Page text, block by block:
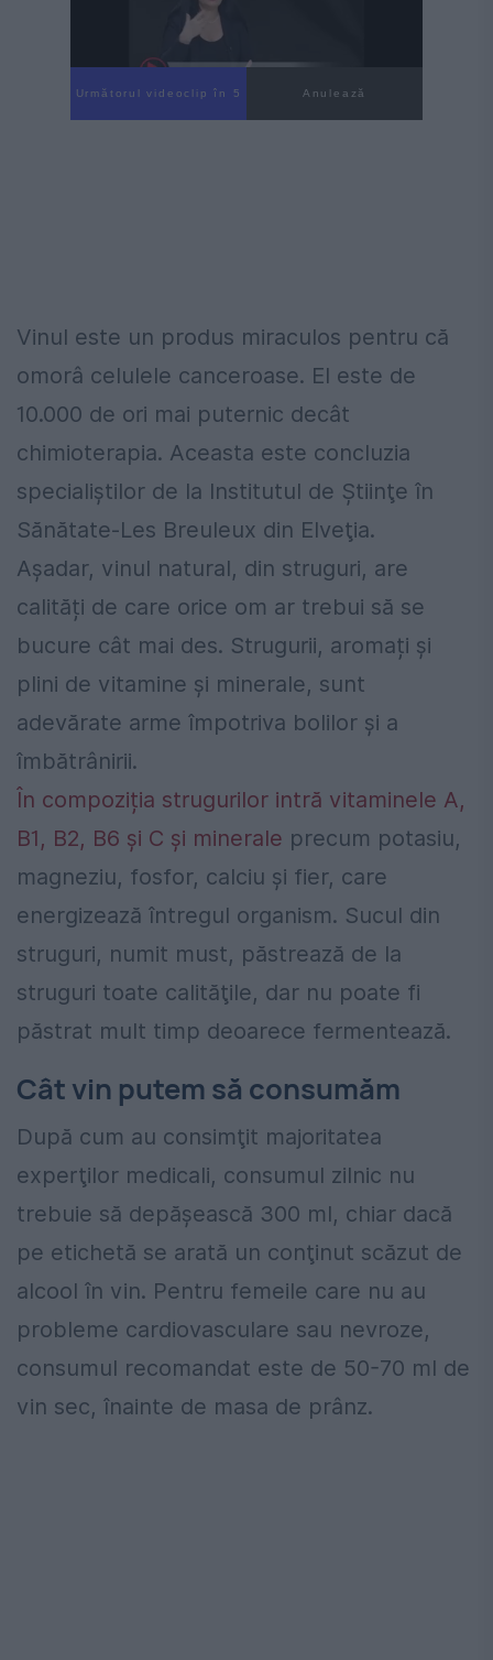
Următorul videoclip în 4 Anulează
Vinul este un produs miraculos pentru că
omorâ celulele canceroase. El este de
10.000 de ori mai puternic decât
chimioterapia. Aceasta este concluzia
specialiştilor de la Institutul de Ştiinţe în
Sănătate-Les Breuleux din Elveţia.
Aşadar, vinul natural, din struguri, are
calități de care orice om ar trebui să se
bucure cât mai des. Strugurii, aromați şi
plini de vitamine şi minerale, sunt
adevărate arme împotriva bolilor şi a
îmbătrânirii.
În compoziția strugurilor intră vitaminele A,
B1, B2, B6 şi C şi minerale precum potasiu,
magneziu, fosfor, calciu şi fier, care
energizează întregul organism. Sucul din
struguri, numit must, păstrează de la
struguri toate calităţile, dar nu poate fi
păstrat mult timp deoarece fermentează.
Cât vin putem să consumăm
După cum au consimţit majoritatea
experţilor medicali, consumul zilnic nu
trebuie să depăşească 300 ml, chiar dacă
pe etichetă se arată un conţinut scăzut de
alcool în vin. Pentru femeile care nu au
probleme cardiovasculare sau nevroze,
consumul recomandat este de 50-70 ml de
vin sec, înainte de masa de prânz.